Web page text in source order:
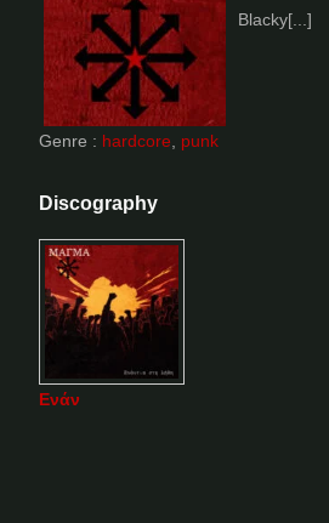
Blacky[...]
Genre : hardcore punk
Discography
Ε​ν​ά​ν​